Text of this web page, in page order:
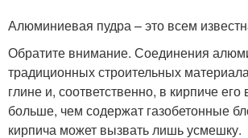
Алюминиевая пудра – это всем
Обратите внимание. Соединения
традиционных строительных
глине и, соответственно, в кирпиче его
больше, чем содержат газобетонные
кирпича может вызвать лишь усмешку.